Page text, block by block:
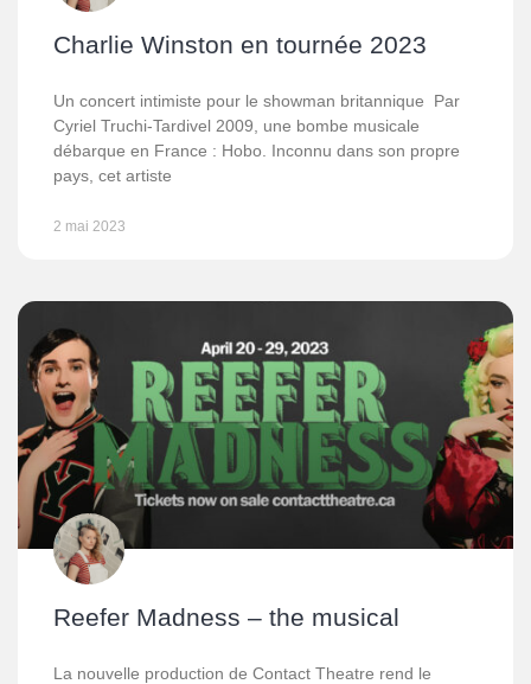
Charlie Winston en tournée 2023
Un concert intimiste pour le showman britannique Par
Cyriel Truchi-Tardivel 2009, une bombe musicale
débarque en France : Hobo. Inconnu dans son propre
pays, cet artiste
2 mai 2023
Reefer Madness – the musical
La nouvelle production de Contact Theatre rend le